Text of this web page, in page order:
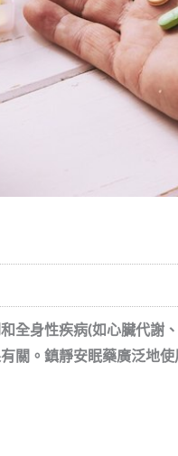
全身性疾病(如心臟代謝
關。 鎮靜安眠藥廣泛地